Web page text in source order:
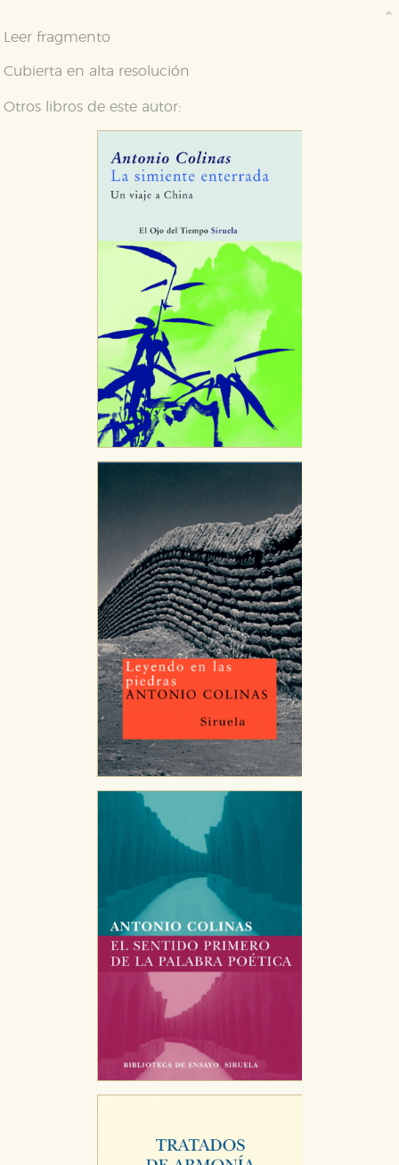
Leer fragmento
Cubierta en alta resolución
Otros libros de este autor:
CONFIGURACIÓN DE COOKIES
HABILITAR TODO
Cookies necesarias
navegador, pero en ese caso es posible que algunas
áreas de nuestra web dejen de funcionar